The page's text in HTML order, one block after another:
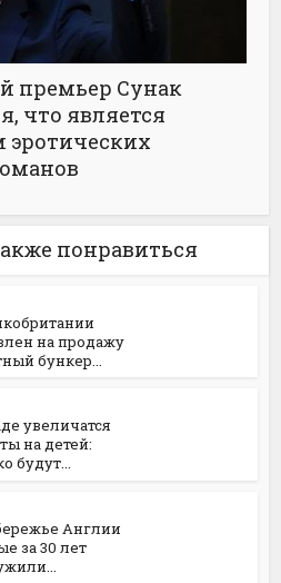
премьер Сунак
что является
эротических
понравиться
на продажу
бункер...
увеличатся
на детей:
будут...
Англии
за 30 лет